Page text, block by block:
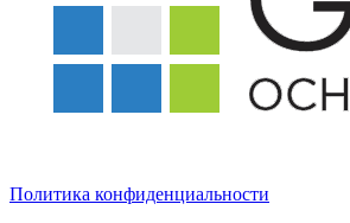
Политика конфиденциальности